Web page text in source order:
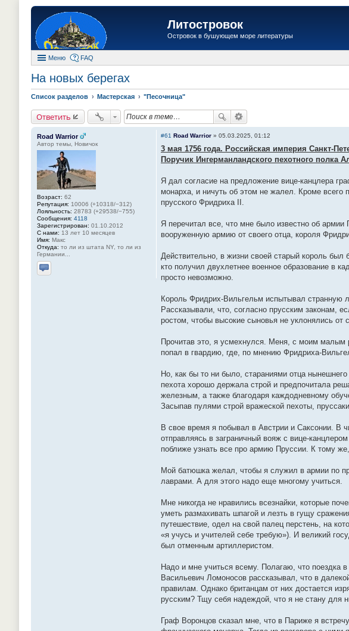
Литостровок
Островок в бушующем море литературы
Меню FAQ
На новых берегах
Список разделов Мастерская "Песочница"
Ответить
Road Warrior
Автор темы, Новичок
Возраст: 62
Репутация: 10006 (+10318/−312)
Лояльность: 28783 (+29538/−755)
Сообщения: 4118
Зарегистрирован: 01.10.2012
С нами: 13 лет 10 месяцев
Имя: Макс
Откуда: то ли из штата NY, то ли из
Германии...
Отправить личное сообщение
#61 Road Warrior » 05.03.2025, 01:12
3 мая 1756 года. Российская империя Санкт-
Поручик Ингерманландского пехотного полка
Я дал согласие на предложение вице-канцлера
монарха, и ничуть об этом не жалел. Кроме всего
прусского Фридриха II.
Я перечитал все, что мне было известно об
вооруженную армию от своего отца, короля
Действительно, в жизни своей старый король
кто получил двухлетнее военное образование в
просто невозможно.
Король Фридрих-Вильгельм испытывал странную
Рассказывали, что, согласно прусским законам,
ростом, чтобы высокие сыновья не уклонялись от
Прочитав это, я усмехнулся. Меня, с моим малым
попал в гвардию, где, по мнению Фридриха-
Но, как бы то ни было, стараниями отца
пехота хорошо держала строй и предпочитала
железным, а также благодаря каждодневному
Засыпав пулями строй вражеской пехоты,
В свое время я побывал в Австрии и Саксонии. В
отправляясь в заграничный вояж с вице-
поближе узнать все про армию Пруссии. К тому
Мой батюшка желал, чтобы я служил в армии по
лаврами. А для этого надо еще многому учиться.
Мне никогда не нравились всезнайки, которые
уметь размахивать шпагой и лезть в гущу
путешествие, одел на свой палец перстень, на
«я учусь и учителей себе требую»). И великий
был отменным артиллеристом.
Надо и мне учиться всему. Полагаю, что
Васильевич Ломоносов рассказывал, что в
правилам. Однако британцам от них достается
русским? Тщу себя надеждой, что я не стану для
Граф Воронцов сказал мне, что в Париже я